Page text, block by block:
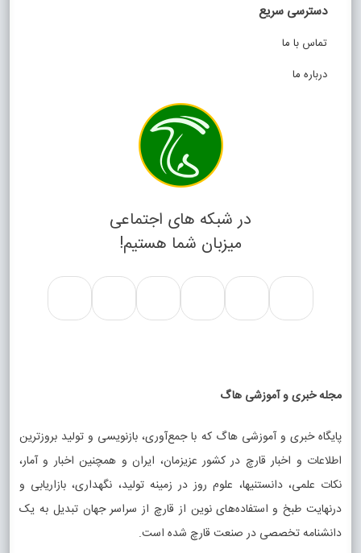
دسترسی سریع
تماس با ما
درباره ما
در شبکه های اجتماعی
میزبان شما هستیم!
مجله خبری و آموزشی هاگ
پایگاه خبری و آموزشی هاگ که با جمع‌آوری، بازنویسی و تولید بروزترین
اطلاعات و اخبار قارچ در کشور عزیزمان، ایران و همچنین اخبار و آمار،
نکات علمی، دانستنیها، علوم روز در زمینه تولید، نگهداری، بازاریابی و
درنهایت طبخ و استفاده‌های نوین از قارچ از سراسر جهان تبدیل به یک
دانشنامه تخصصی در صنعت قارچ شده است.